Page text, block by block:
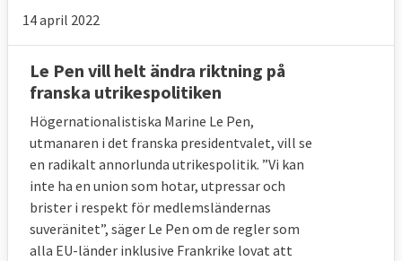
14 april 2022
Le Pen vill helt ändra riktning på
franska utrikespolitiken
Högernationalistiska Marine Le Pen,
utmanaren i det franska presidentvalet, vill se
en radikalt annorlunda utrikespolitik. ”Vi kan
inte ha en union som hotar, utpressar och
brister i respekt för medlemsländernas
suveränitet”, säger Le Pen om de regler som
alla EU-länder inklusive Frankrike lovat att